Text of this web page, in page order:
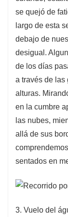
se quejó de
largo de esta
debajo de
desigual.
de los días
a través de las
alturas.
en la cumbre
las nubes,
allá de sus
sentados en
3. Vuelo del